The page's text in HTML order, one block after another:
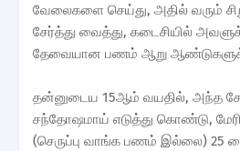
வேலைகளை செய்து, அதில் வரும்
சேர்த்து வைத்து, கடைசியில்
தேவையான பணம் ஆறு
தன்னுடைய 15ஆம் வயதில், அந்த
சந்தோஷமாய் எடுத்து கொண்டு,
(செருப்பு வாங்க பணம் இல்லை) 25